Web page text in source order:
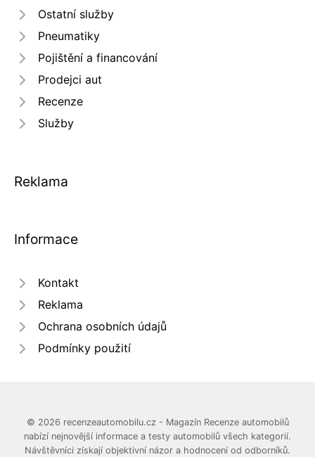
Ostatní služby
Pneumatiky
Pojištění a financování
Prodejci aut
Recenze
Služby
Reklama
Informace
Kontakt
Reklama
Ochrana osobních údajů
Podmínky použití
© 2026 recenzeautomobilu.cz - Magazín Recenze automobilů
nabízí nejnovější informace a testy automobilů všech kategorií.
Návštěvníci získají objektivní názor a hodnocení od odborníků.